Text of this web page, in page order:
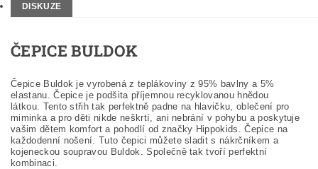
DISKUZE
ČEPICE BULDOK
Čepice Buldok je vyrobená z teplákoviny z 95% bavlny a 5%
elastanu. Čepice je podšita příjemnou recyklovanou hnědou
látkou. Tento střih tak perfektně padne na hlavičku, oblečení pro
miminka a pro děti nikde neškrtí, ani nebrání v pohybu a poskytuje
vašim dětem komfort a pohodlí od značky Hippokids. Čepice na
každodenní nošení. Tuto čepici můžete sladit s nákrčníkem a
kojeneckou soupravou Buldok. Společně tak tvoří perfektní
kombinaci.